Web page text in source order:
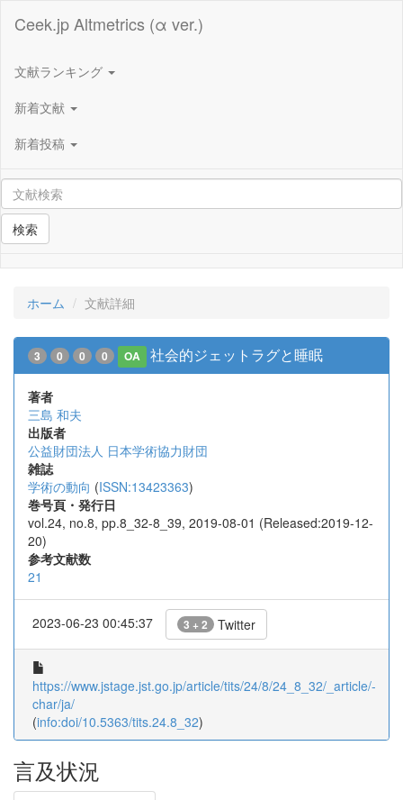
Ceek.jp Altmetrics (α ver.)
文献ランキング
新着文献
新着投稿
検索
ホーム 文献詳細
3 0 0 0 OA 社会的ジェットラグと睡眠
著者
三島 和夫
出版者
公益財団法人 日本学術協力財団
雑誌
学術の動向 (ISSN:13423363)
巻号頁・発行日
vol.24, no.8, pp.8_32-8_39, 2019-08-01 (Released:2019-12-
20)
参考文献数
21
2023-06-23 00:45:37 3 + 2 Twitter
https://www.jstage.jst.go.jp/article/tits/24/8/24_8_32/_article/-
char/ja/
(info:doi/10.5363/tits.24.8_32)
言及状況